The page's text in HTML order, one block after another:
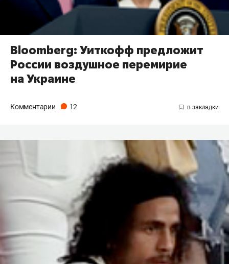
Bloomberg: Уиткофф предложит
России воздушное перемирие
на Украине
Комментарии 12